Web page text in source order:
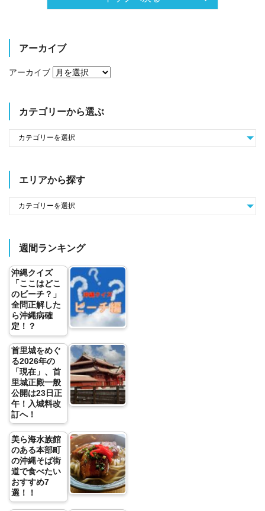
アーカイブ
アーカイブ
カテゴリーから選ぶ
エリアから探す
週間ランキング
沖縄クイズ
「ここはどこ
のビーチ？」
全問正解した
ら沖縄病確
定！？
首里城をめぐ
る2026年の
「現在」、首
里城正殿一般
公開は23日正
午！入城料改
訂へ！
美ら海水族館
のある本部町
の沖縄そば街
道で食べたい
おすすめ7
選！！